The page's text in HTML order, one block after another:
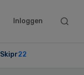
Inloggen
Search
Skipr22